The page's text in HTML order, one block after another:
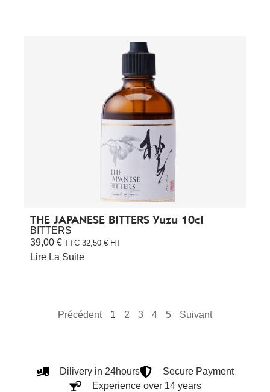
THE JAPANESE BITTERS Yuzu 10cl
BITTERS
39,00 € TTC 32,50 € HT
Lire La Suite
Précédent 1 2 3 4 5 Suivant
Dilivery in 24hours
Secure Payment
Experience over 14 years